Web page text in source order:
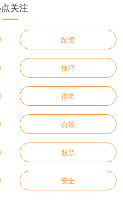
关注
配资
技巧
排名
合规
股票
安全